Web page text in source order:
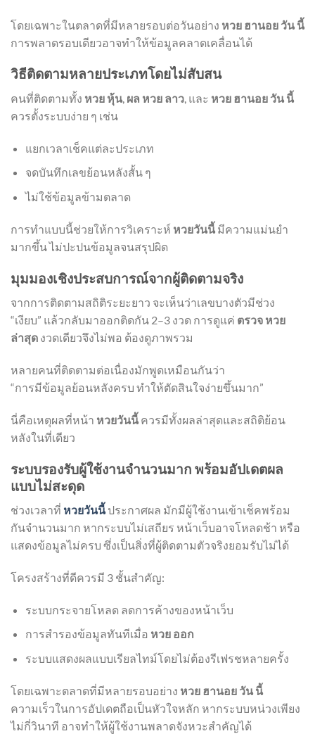
โดยเฉพาะในตลาดที่มีหลายรอบต่อวันอย่าง หวย ฮานอย วัน นี้
การพลาดรอบเดียวอาจทำให้ข้อมูลคลาดเคลื่อนได้
วิธีติดตามหลายประเภทโดยไม่สับสน
คนที่ติดตามทั้ง หวย หุ้น, ผล หวย ลาว, และ หวย ฮานอย วัน นี้
ควรตั้งระบบง่าย ๆ เช่น
แยกเวลาเช็คแต่ละประเภท
จดบันทึกเลขย้อนหลังสั้น ๆ
ไม่ใช้ข้อมูลข้ามตลาด
การทำแบบนี้ช่วยให้การวิเคราะห์ หวยวันนี้ มีความแม่นยำ
มากขึ้น ไม่ปะปนข้อมูลจนสรุปผิด
มุมมองเชิงประสบการณ์จากผู้ติดตามจริง
จากการติดตามสถิติระยะยาว จะเห็นว่าเลขบางตัวมีช่วง
“เงียบ” แล้วกลับมาออกติดกัน 2–3 งวด การดูแค่ ตรวจ หวย
ล่าสุด งวดเดียวจึงไม่พอ ต้องดูภาพรวม
หลายคนที่ติดตามต่อเนื่องมักพูดเหมือนกันว่า
“การมีข้อมูลย้อนหลังครบ ทำให้ตัดสินใจง่ายขึ้นมาก”
นี่คือเหตุผลที่หน้า หวยวันนี้ ควรมีทั้งผลล่าสุดและสถิติย้อน
หลังในที่เดียว
ระบบรองรับผู้ใช้งานจำนวนมาก พร้อมอัปเดตผล
แบบไม่สะดุด
ช่วงเวลาที่ หวยวันนี้ประกาศผล มักมีผู้ใช้งานเข้าเช็คพร้อม
กันจำนวนมาก หากระบบไม่เสถียร หน้าเว็บอาจโหลดช้า หรือ
แสดงข้อมูลไม่ครบ ซึ่งเป็นสิ่งที่ผู้ติดตามตัวจริงยอมรับไม่ได้
โครงสร้างที่ดีควรมี 3 ชั้นสำคัญ:
ระบบกระจายโหลด ลดการค้างของหน้าเว็บ
การสำรองข้อมูลทันทีเมื่อ หวย ออก
ระบบแสดงผลแบบเรียลไทม์โดยไม่ต้องรีเฟรชหลายครั้ง
โดยเฉพาะตลาดที่มีหลายรอบอย่าง หวย ฮานอย วัน นี้
ความเร็วในการอัปเดตถือเป็นหัวใจหลัก หากระบบหน่วงเพียง
ไม่กี่วินาที อาจทำให้ผู้ใช้งานพลาดจังหวะสำคัญได้